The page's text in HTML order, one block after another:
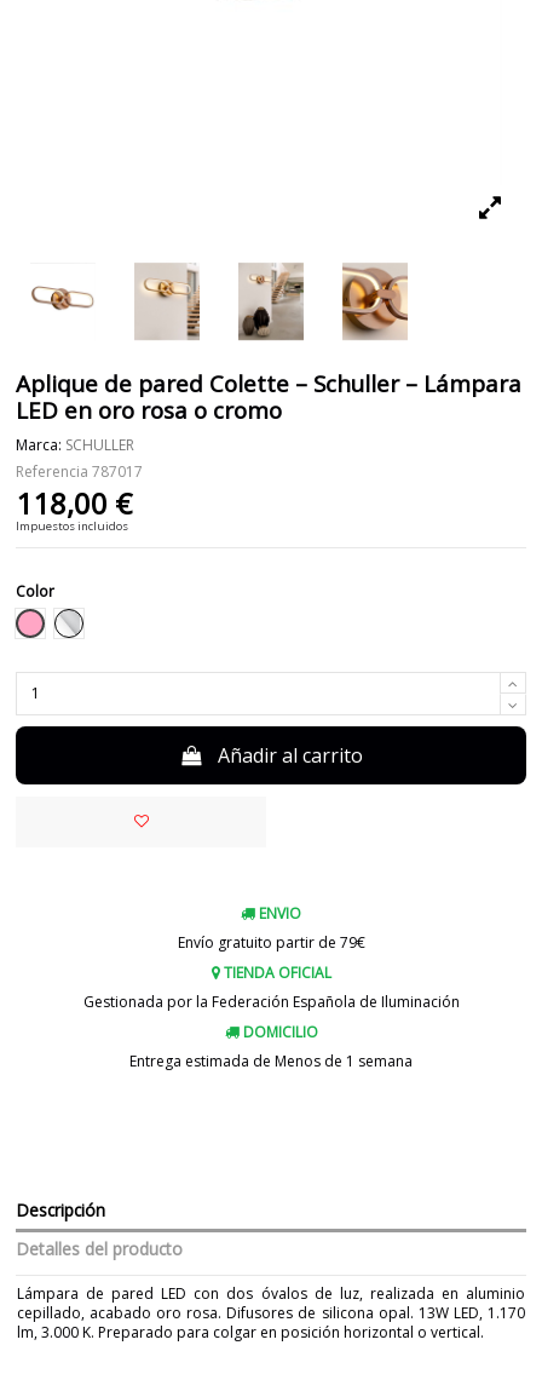
Aplique de pared Colette – Schuller – Lámpara
LED en oro rosa o cromo
Marca: SCHULLER
Referencia 787017
118,00 €
Impuestos incluidos
Color
Rosa Cromo
Añadir al carrito
ENVIO
Envío gratuito partir de 79€
TIENDA OFICIAL
Gestionada por la Federación Española de Iluminación
DOMICILIO
Entrega estimada de Menos de 1 semana
Descripción
Detalles del producto
Lámpara de pared LED con dos óvalos de luz, realizada en aluminio
cepillado, acabado oro rosa. Difusores de silicona opal. 13W LED, 1.170
lm, 3.000 K. Preparado para colgar en posición horizontal o vertical.